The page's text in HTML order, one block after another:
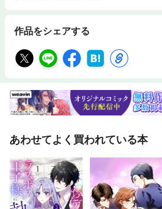
作品をシェアする
あわせてよく買われている本